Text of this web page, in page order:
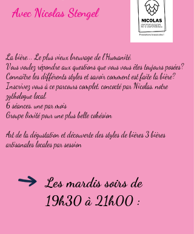
Avec Nicolas Stengel
La bière... Le plus vieux breuvage de l’Humanité.
Vous voulez répondre aux questions que vous vous êtes toujours posées?
Connaître les différents styles et savoir comment est faite la bière?
Inscrivez vous à ce parcours complet, concocté par Nicolas, notre
zythologue local.
6 séances, une par mois
Groupe limité pour une plus belle cohésion
Art de la dégustation et découverte des styles de bières 3 bières
artisanales locales par session
Les mardis soirs de
19h30 à 21h00 :